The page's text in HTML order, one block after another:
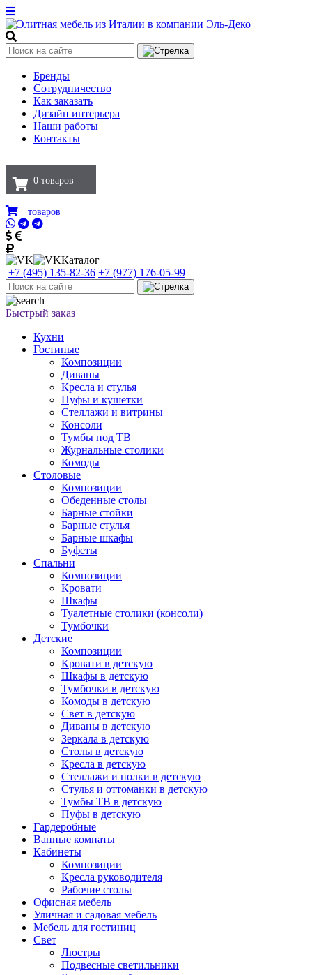
Бренды
Сотрудничество
Как заказать
Дизайн интерьера
Наши работы
Контакты
0 товаров
товаров
Каталог
+7 (495) 135-82-36 +7 (977) 176-05-99
Быстрый заказ
Кухни
Гостиные
Композиции
Диваны
Кресла и стулья
Пуфы и кушетки
Стеллажи и витрины
Консоли
Тумбы под ТВ
Журнальные столики
Комоды
Столовые
Композиции
Обеденные столы
Барные стойки
Барные стулья
Барные шкафы
Буфеты
Спальни
Композиции
Кровати
Шкафы
Туалетные столики (консоли)
Тумбочки
Детские
Композиции
Кровати в детскую
Шкафы в детскую
Тумбочки в детскую
Комоды в детскую
Свет в детскую
Диваны в детскую
Зеркала в детскую
Столы в детскую
Кресла в детскую
Стеллажи и полки в детскую
Стулья и оттоманки в детскую
Тумбы ТВ в детскую
Пуфы в детскую
Гардеробные
Ванные комнаты
Кабинеты
Композиции
Кресла руководителя
Рабочие столы
Офисная мебель
Уличная и садовая мебель
Мебель для гостиниц
Свет
Люстры
Подвесные светильники